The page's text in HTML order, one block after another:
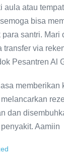
aula atau
bisa
santri. Mari
via
Pesantren Al
memberikan
dan
Aamiin